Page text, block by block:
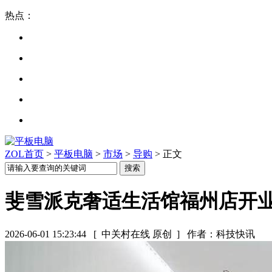
热点：
ZOL首页 > 平板电脑 > 市场 > 导购 > 正文
斐雪派克奢适生活馆福州店开
2026-06-01 15:23:44 [ 中关村在线 原创 ] 作者：科技快讯